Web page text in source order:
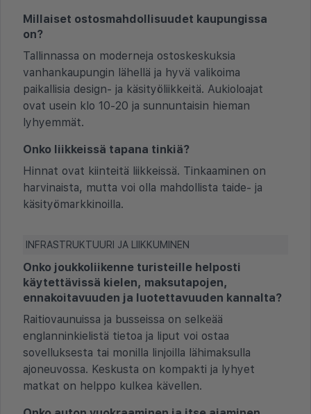
Millaiset ostosmahdollisuudet kaupungissa
on?
Tallinnassa on moderneja ostoskeskuksia
vanhankaupungin lähellä ja hyvä valikoima
paikallisia design- ja käsityöliikkeitä. Aukioloajat
ovat usein klo 10-20 ja sunnuntaisin hieman
lyhyemmät.
Onko liikkeissä tapana tinkiä?
Hinnat ovat kiinteitä liikkeissä. Tinkaaminen on
harvinaista, mutta voi olla mahdollista taide- ja
käsityömarkkinoilla.
INFRASTRUKTUURI JA LIIKKUMINEN
Onko joukkoliikenne turisteille helposti
käytettävissä kielen, maksutapojen,
ennakoitavuuden ja luotettavuuden kannalta?
Raitiovaunuissa ja busseissa on selkeää
englanninkielistä tietoa ja liput voi ostaa
sovelluksesta tai monilla linjoilla lähimaksulla
ajoneuvossa. Keskusta on kompakti ja lyhyet
matkat on helppo kulkea kävellen.